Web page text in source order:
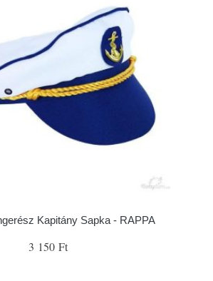
Kapitány Sapka - RAPPA
3 150 Ft